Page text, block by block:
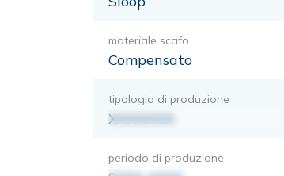
materiale scafo
Compensato
tipologia di produzione
XXXXXXX
periodo di produzione